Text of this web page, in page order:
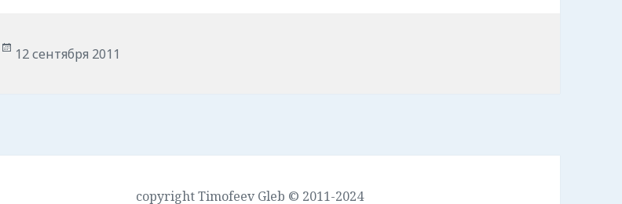
Опубликовано
12 сентября 2011
copyright Timofeev Gleb © 2011-2024